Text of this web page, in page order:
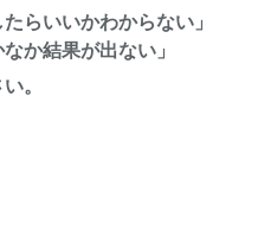
らいいかわからない」
か結果が出ない」
。